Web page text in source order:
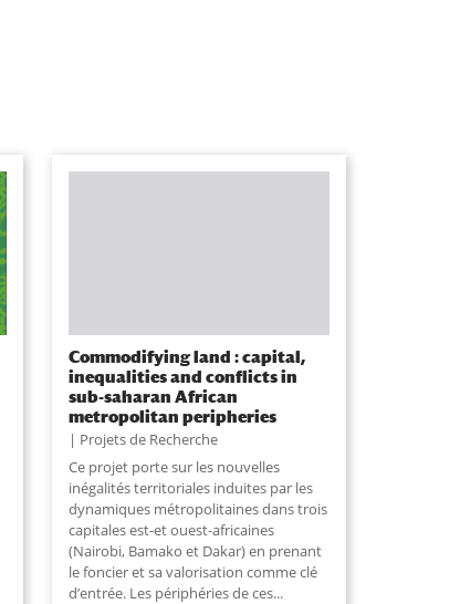
Commodifying land : capital,
inequalities and conflicts in
sub-saharan African
metropolitan peripheries
Projets de Recherche
Ce projet porte sur les nouvelles
inégalités territoriales induites par les
dynamiques métropolitaines dans trois
capitales est-et ouest-africaines
(Nairobi, Bamako et Dakar) en prenant
le foncier et sa valorisation comme clé
d’entrée. Les périphéries de ces...